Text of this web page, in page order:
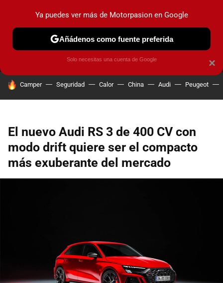
MENÚ NUEVO
COCHES ELÉCTRICOS OBSERVATORIO
HOY SE HABLA DE
Camper Seguridad Calor China Audi Peugeot
El nuevo Audi RS 3 de 400 CV con
modo drift quiere ser el compacto
más exuberante del mercado
×
Ya puedes ver más de Motorpasion en Google
Añádenos como fuente preferida
Solo necesitas una cuenta de Google